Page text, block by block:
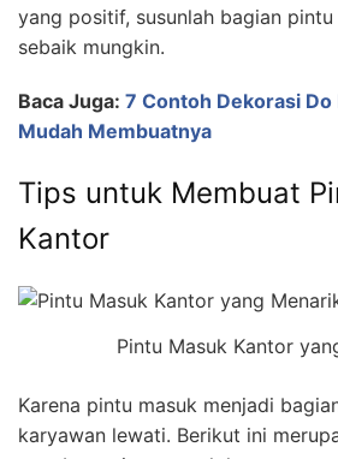
yang positif, susunlah bagian
sebaik mungkin.
Baca Juga: 7 Contoh Dekorasi
Mudah Membuatnya
Tips untuk Membuat
Kantor
Pintu Masuk Kantor
Karena pintu masuk menjadi
karyawan lewati. Berikut ini